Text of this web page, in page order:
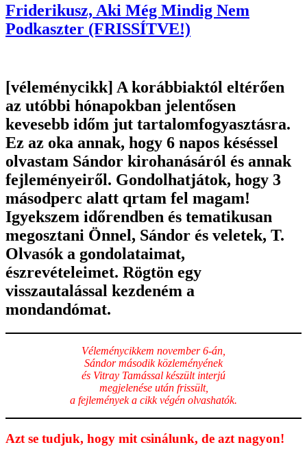
Friderikusz, Aki Még Mindig Nem
Podkaszter (FRISSÍTVE!)
[véleménycikk] A korábbiaktól eltérően
az utóbbi hónapokban jelentősen
kevesebb időm jut tartalomfogyasztásra.
Ez az oka annak, hogy 6 napos késéssel
olvastam Sándor kirohanásáról és annak
fejleményeiről. Gondolhatjátok, hogy 3
másodperc alatt qrtam fel magam!
Igyekszem időrendben és tematikusan
megosztani Önnel, Sándor és veletek, T.
Olvasók a gondolataimat,
észrevételeimet. Rögtön egy
visszautalással kezdeném a
mondandómat.
Véleménycikkem november 6-án,
Sándor második közleményének
és Vitray Tamással készült interjú
megjelenése után frissült,
a fejlemények a cikk végén olvashatók.
Azt se tudjuk, hogy mit csinálunk, de azt nagyon!